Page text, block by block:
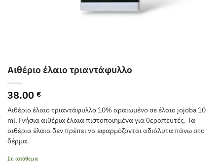
Αιθέριο έλαιο τριαντάφυλλο
38.00 €
Αιθέριο έλαιο τριαντάφυλλο 10% αραιωμένο σε έλαιο jojoba 10
ml. Γνήσια αιθέρια έλαια πιστοποιημένα για θεραπευτές. Τα
αιθέρια έλαια δεν πρέπει να εφαρμόζονται αδιάλυτα πάνω στο
δέρμα.
Σε απόθεμα